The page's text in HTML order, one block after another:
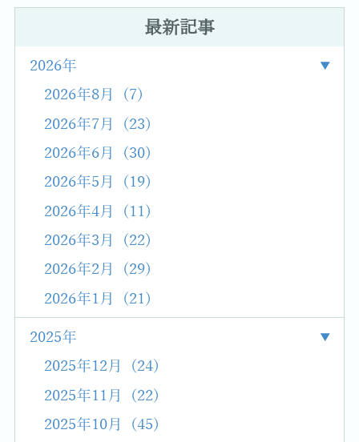
最新記事
2026年
2026年8月 (7)
2026年7月 (23)
2026年6月 (30)
2026年5月 (19)
2026年4月 (11)
2026年3月 (22)
2026年2月 (29)
2026年1月 (21)
2025年
2025年12月 (24)
2025年11月 (22)
2025年10月 (45)